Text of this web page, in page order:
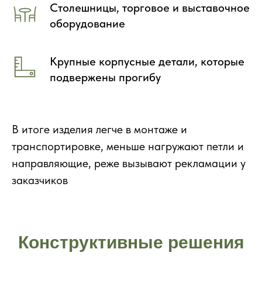
Столешницы, торговое и выставочное
оборудование
Крупные корпусные детали, которые
подвержены прогибу
В итоге изделия легче в монтаже и
транспортировке, меньше нагружают петли и
направляющие, реже вызывают рекламации у
заказчиков
Конструктивные решения